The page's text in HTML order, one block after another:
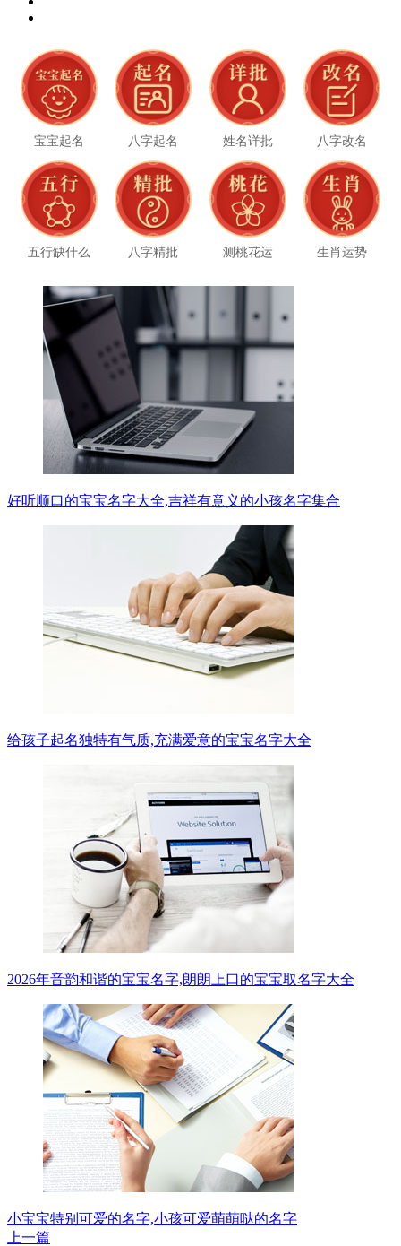
宝宝起名 八字起名 姓名详批 八字改名
五行缺什么 八字精批 测桃花运 生肖运势
好听顺口的宝宝名字大全,吉祥有意义的小孩名字集合
给孩子起名独特有气质,充满爱意的宝宝名字大全
2026年音韵和谐的宝宝名字,朗朗上口的宝宝取名字大全
小宝宝特别可爱的名字,小孩可爱萌萌哒的名字
上一篇